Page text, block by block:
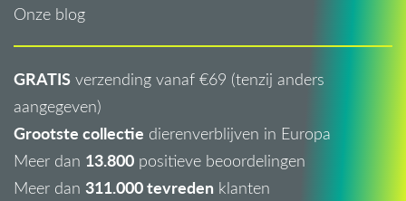
Onze blog
GRATIS verzending vanaf €69 (tenzij anders
aangegeven)
Grootste collectie dierenverblijven in Europa
Meer dan 13.800 positieve beoordelingen
Meer dan 311.000 tevreden klanten